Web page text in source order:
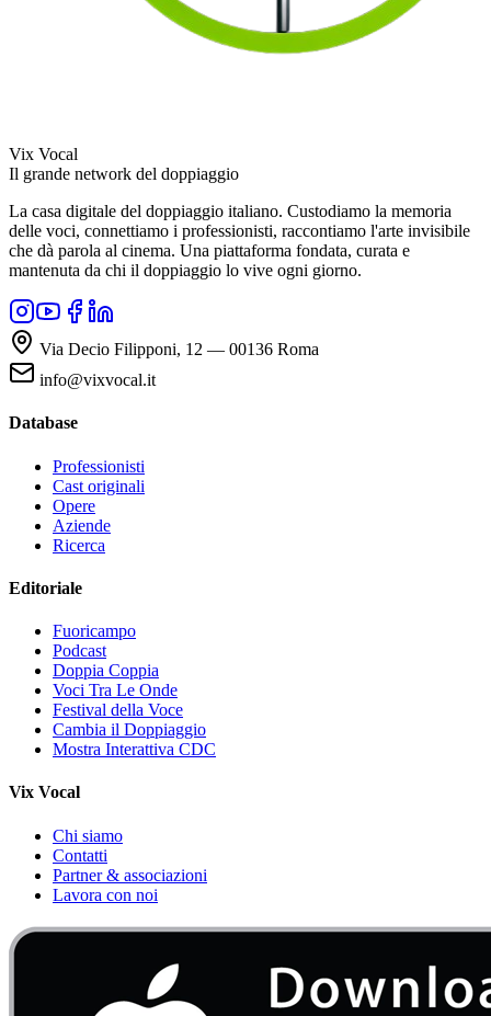
Vix Vocal
Il grande network del doppiaggio
La casa digitale del doppiaggio italiano. Custodiamo la memoria
delle voci, connettiamo i professionisti, raccontiamo l'arte invisibile
che dà parola al cinema. Una piattaforma fondata, curata e
mantenuta da chi il doppiaggio lo vive ogni giorno.
Via Decio Filipponi, 12 — 00136 Roma
info@vixvocal.it
Database
Professionisti
Cast originali
Opere
Aziende
Ricerca
Editoriale
Fuoricampo
Podcast
Doppia Coppia
Voci Tra Le Onde
Festival della Voce
Cambia il Doppiaggio
Mostra Interattiva CDC
Vix Vocal
Chi siamo
Contatti
Partner & associazioni
Lavora con noi